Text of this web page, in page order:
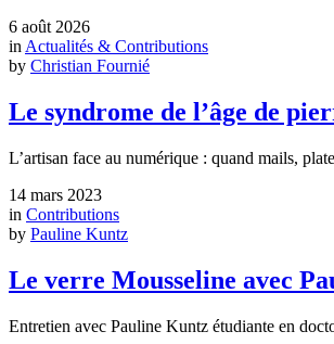
6 août 2026
in Actualités & Contributions
by Christian Fournié
Le syndrome de l’âge de
L’artisan face au numérique : quand mails,
14 mars 2023
in Contributions
by Pauline Kuntz
Le verre Mousseline avec
Entretien avec Pauline Kuntz étudiante en